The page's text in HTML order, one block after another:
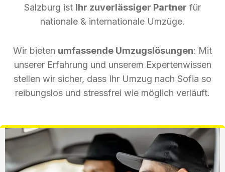
Salzburg ist Ihr zuverlässiger Partner für
nationale & internationale Umzüge.
Wir bieten umfassende Umzugslösungen: Mit
unserer Erfahrung und unserem Expertenwissen
stellen wir sicher, dass Ihr Umzug nach Sofia so
reibungslos und stressfrei wie möglich verläuft.